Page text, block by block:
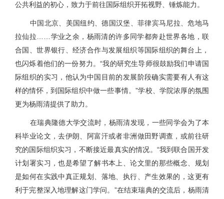
公共利益的初心，致力于前往国际组织开拓视野、锤炼能力。
中国北京、美国纽约、德国汉堡、菲律宾马尼拉、危地马
拉仙拉……学业之余，杨雨清的许多同学都奔赴世界各地，联
合国、世界银行、经济合作与发展组织等国际组织的舞台上，
也闪烁着他们的一份努力。“我的研究生导师很鼓励我们申请国
际组织的实习，他认为中国目前的发展阶段确实需要有人有这
样的情怀，到国际组织中做一些事情。”学校、学院浓厚的氛围
更为杨雨清提供了助力。
在瑞典隆德大学交流时，杨雨清发现，一些同学会为了本
科毕业论文，去伊朗、阿富汗或者非洲做田野调查，或前往研
究的国际组织实习，不断接近最真实的情况。“我到联合国开发
计划署实习，也是希望了解书本上、论文里的那些概念、规划
是如何在实践中真正规划、落地、执行、产生效果的，这更有
利于完整深入地理解这门学问。”在结束瑞典的交流后，杨雨清